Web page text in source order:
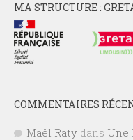
MA STRUCTURE :
COMMENTAIRES
Maël Raty dans Une